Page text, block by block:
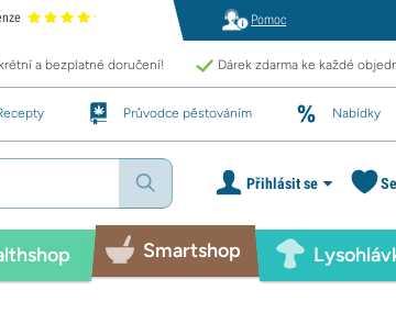
Pomoc
a bezplatné doručení! Dárek zdarma ke každé
Průvodce pěstováním Nabídky
Přihlásit se
Smartshop